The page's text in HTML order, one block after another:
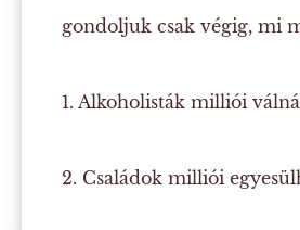
gondoljuk csak végig, mi
1. Alkoholisták milliói
2. Családok milliói